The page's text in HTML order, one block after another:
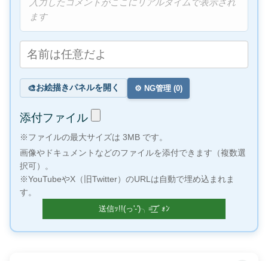
ます
🎨お絵描きパネルを開く ⚙️ NG管理 (0)
添付ファイル
※ファイルの最大サイズは 3MB です。
画像やドキュメントなどのファイルを添付できます（複数選
択可）。
※YouTubeやX（旧Twitter）のURLは自動で埋め込まれま
す。